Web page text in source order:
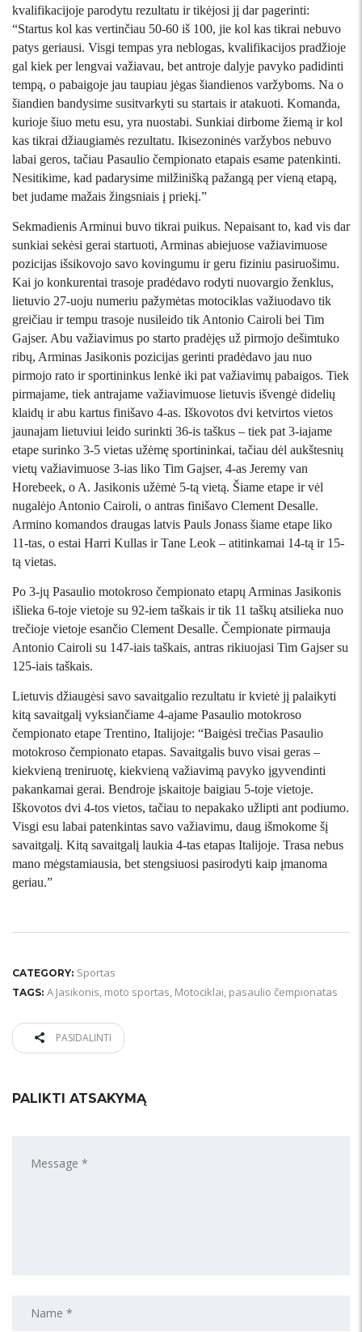
kvalifikacijoje parodytu rezultatu ir tikėjosi jį dar pagerinti:
“Startus kol kas vertinčiau 50-60 iš 100, jie kol kas tikrai nebuvo
patys geriausi. Visgi tempas yra neblogas, kvalifikacijos pradžioje
gal kiek per lengvai važiavau, bet antroje dalyje pavyko padidinti
tempą, o pabaigoje jau taupiau jėgas šiandienos varžyboms. Na o
šiandien bandysime susitvarkyti su startais ir atakuoti. Komanda,
kurioje šiuo metu esu, yra nuostabi. Sunkiai dirbome žiemą ir kol
kas tikrai džiaugiamės rezultatu. Ikisezoninės varžybos nebuvo
labai geros, tačiau Pasaulio čempionato etapais esame patenkinti.
Nesitikime, kad padarysime milžinišką pažangą per vieną etapą,
bet judame mažais žingsniais į priekį.”
Sekmadienis Arminui buvo tikrai puikus. Nepaisant to, kad vis dar
sunkiai sekėsi gerai startuoti, Arminas abiejuose važiavimuose
pozicijas išsikovojo savo kovingumu ir geru fiziniu pasiruošimu.
Kai jo konkurentai trasoje pradėdavo rodyti nuovargio ženklus,
lietuvio 27-uoju numeriu pažymėtas motociklas važiuodavo tik
greičiau ir tempu trasoje nusileido tik Antonio Cairoli bei Tim
Gajser. Abu važiavimus po starto pradėjęs už pirmojo dešimtuko
ribų, Arminas Jasikonis pozicijas gerinti pradėdavo jau nuo
pirmojo rato ir sportininkus lenkė iki pat važiavimų pabaigos. Tiek
pirmajame, tiek antrajame važiavimuose lietuvis išvengė didelių
klaidų ir abu kartus finišavo 4-as. Iškovotos dvi ketvirtos vietos
jaunajam lietuviui leido surinkti 36-is taškus – tiek pat 3-iajame
etape surinko 3-5 vietas užėmę sportininkai, tačiau dėl aukštesnių
vietų važiavimuose 3-ias liko Tim Gajser, 4-as Jeremy van
Horebeek, o A. Jasikonis užėmė 5-tą vietą. Šiame etape ir vėl
nugalėjo Antonio Cairoli, o antras finišavo Clement Desalle.
Armino komandos draugas latvis Pauls Jonass šiame etape liko
11-tas, o estai Harri Kullas ir Tane Leok – atitinkamai 14-tą ir 15-
tą vietas.
Po 3-jų Pasaulio motokroso čempionato etapų Arminas Jasikonis
išlieka 6-toje vietoje su 92-iem taškais ir tik 11 taškų atsilieka nuo
trečioje vietoje esančio Clement Desalle. Čempionate pirmauja
Antonio Cairoli su 147-iais taškais, antras rikiuojasi Tim Gajser su
125-iais taškais.
Lietuvis džiaugėsi savo savaitgalio rezultatu ir kvietė jį palaikyti
kitą savaitgalį vyksiančiame 4-ajame Pasaulio motokroso
čempionato etape Trentino, Italijoje: “Baigėsi trečias Pasaulio
motokroso čempionato etapas. Savaitgalis buvo visai geras –
kiekvieną treniruotę, kiekvieną važiavimą pavyko įgyvendinti
pakankamai gerai. Bendroje įskaitoje baigiau 5-toje vietoje.
Iškovotos dvi 4-tos vietos, tačiau to nepakako užlipti ant podiumo.
Visgi esu labai patenkintas savo važiavimu, daug išmokome šį
savaitgalį. Kitą savaitgalį laukia 4-tas etapas Italijoje. Trasa nebus
mano mėgstamiausia, bet stengsiuosi pasirodyti kaip įmanoma
geriau.”
CATEGORY: Sportas
TAGS: A Jasikonis, moto sportas, Motociklai, pasaulio čempionatas
PASIDALINTI
PALIKTI ATSAKYMĄ